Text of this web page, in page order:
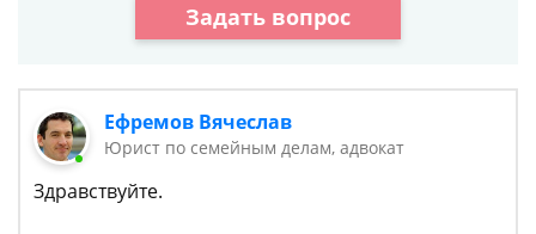
Задать вопрос
Ефремов Вячеслав
Юрист по семейным делам, адвокат
Здравствуйте.